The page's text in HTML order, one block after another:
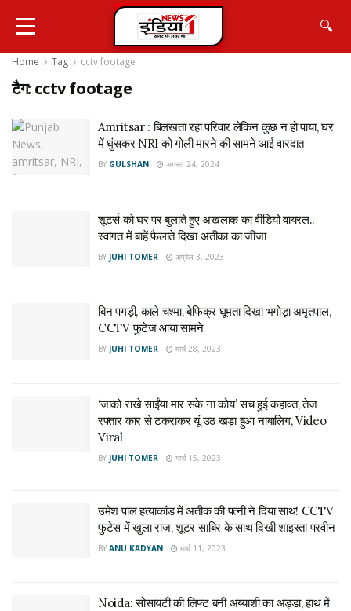
🔍
Home Tag cctv footage
टैग: cctv footage
Amritsar : बिलखता रहा परिवार लेकिन कुछ न हो पाया, घर
में घुंसकर NRI को गोली मारने की सामने आई वारदात
BY GULSHAN अगस्त 24, 2024
शूटर्स को घर पर बुलाते हुए अखलाक का वीडियो वायरल..
स्वागत में बाहें फैलाते दिखा अतीका का जीजा
BY JUHI TOMER अप्रैल 3, 2023
बिन पगड़ी, काले चश्मा, बेफिक्र घूमता दिखा भगोड़ा अमृतपाल,
CCTV फुटेज आया सामने
BY JUHI TOMER मार्च 28, 2023
‘जाको राखे साईंया मार सके ना कोय’ सच हुई कहावत, तेज
रफ्तार कार से टकराकर यूं उठ खड़ा हुआ नाबालिग, Video
Viral
BY JUHI TOMER मार्च 15, 2023
उमेश पाल हत्याकांड में अतीक की पत्नी ने दिया साथ! CCTV
फुटेस में खुला राज, शूटर साबिर के साथ दिखी शाइस्ता परवीन
BY ANU KADYAN मार्च 11, 2023
Noida: सोसायटी की लिफ्ट बनी अय्याशी का अड्डा, हाथ में